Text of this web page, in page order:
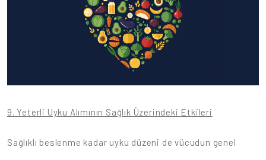
9. Yeterli Uyku Alımının Sağlık Üzerindeki Etkileri
Sağlıklı beslenme kadar uyku düzeni de vücudun genel